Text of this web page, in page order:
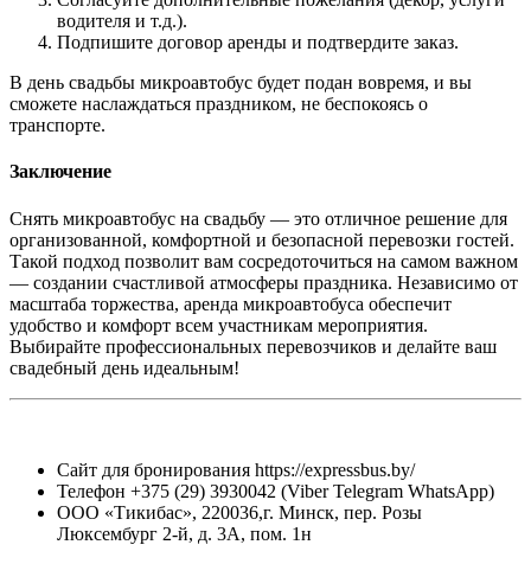
водителя и т.д.).
Подпишите договор аренды и подтвердите заказ.
В день свадьбы микроавтобус будет подан вовремя, и вы
сможете наслаждаться праздником, не беспокоясь о
транспорте.
Заключение
Снять микроавтобус на свадьбу — это отличное решение для
организованной, комфортной и безопасной перевозки гостей.
Такой подход позволит вам сосредоточиться на самом важном
— создании счастливой атмосферы праздника. Независимо от
масштаба торжества, аренда микроавтобуса обеспечит
удобство и комфорт всем участникам мероприятия.
Выбирайте профессиональных перевозчиков и делайте ваш
свадебный день идеальным!
Сайт для бронирования https://expressbus.by/
Телефон +375 (29) 3930042 (Viber Telegram WhatsApp)
ООО «Тикибас», 220036,г. Минск, пер. Розы
Люксембург 2-й, д. 3А, пом. 1н